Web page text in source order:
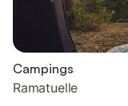
Campings
Ramatuelle